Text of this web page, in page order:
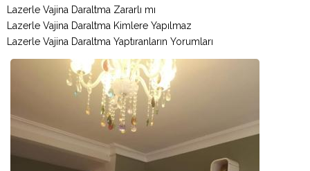
Lazerle Vajina Daraltma Zararlı mı
Lazerle Vajina Daraltma Kimlere Yapılmaz
Lazerle Vajina Daraltma Yaptıranların Yorumları